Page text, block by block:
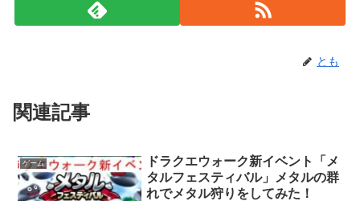
とも
関連記事
ゲーム
ドラクエウォーク新イベント「メ
タルフェスティバル」メタルの群
れでメタル狩りをしてみた！